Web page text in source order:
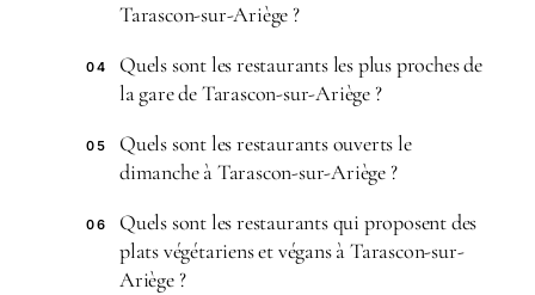
Tarascon-sur-Ariège ?
04
Quels sont les restaurants les plus proches de
la gare de Tarascon-sur-Ariège ?
05
Quels sont les restaurants ouverts le
dimanche à Tarascon-sur-Ariège ?
06
Quels sont les restaurants qui proposent des
plats végétariens et végans à Tarascon-sur-
Ariège ?